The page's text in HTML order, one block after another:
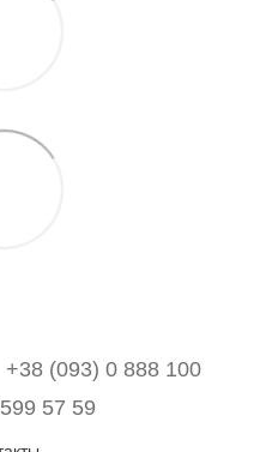
+38 (093) 0 888 100
57 59